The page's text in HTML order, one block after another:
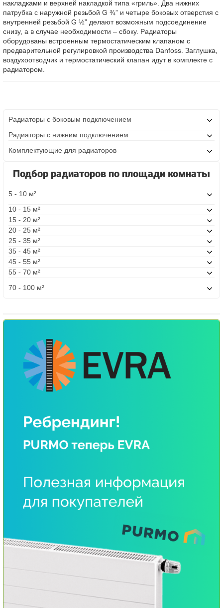
накладками и верхней накладкой типа «гриль». Два нижних
патрубка с наружной резьбой G ¾” и четыре боковых отверстия с
внутренней резьбой G ½” делают возможным подсоединение
снизу, а в случае необходимости – сбоку. Радиаторы
оборудованы встроенным термостатическим клапаном с
предварительной регулировкой производства Danfoss. Заглушка,
воздухоотводчик и термостатический клапан идут в комплекте с
радиатором.
Радиаторы с боковым подключением
Радиаторы с нижним подключением
Комплектующие для радиаторов
Подбор радиаторов по площади комнаты
5 - 10 м²
10 - 15 м²
15 - 20 м²
20 - 25 м²
25 - 35 м²
35 - 45 м²
45 - 55 м²
55 - 70 м²
70 - 100 м²